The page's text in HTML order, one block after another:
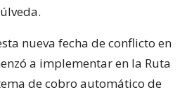
nueva fecha de conflicto en
a implementar en la Ruta
de cobro automático de